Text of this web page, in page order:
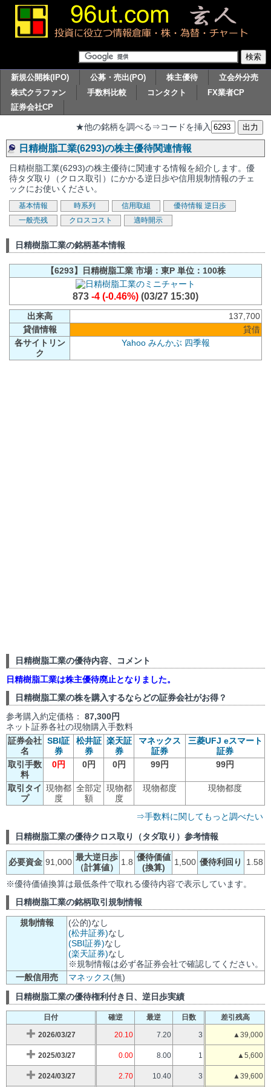
新規公開株(IPO) 公募・売出(PO) 株主優待
立会外分売
株式クラファン
手数料比較 コンタクト
FX業者CP
証券会社CP
★他の銘柄を調べる⇒コードを挿入
日精樹脂工業(6293)の株主優待関連情報
日精樹脂工業(6293)の株主優待に関連する情報を紹介します。優
待タダ取り（クロス取引）にかかる逆日歩や信用規制情報のチェ
ックにお使いください。
基本情報 時系列 信用取組 優待情報 逆日歩
一般売残
クロスコスト 適時開示
日精樹脂工業の銘柄基本情報
【6293】日精樹脂工業 市場：東P 単位：100株
873 -4 (-0.46%) (03/27 15:30)
出来高
137,700
貸借情報
貸借
各サイトリン
ク
Yahoo みんかぶ 四季報
日精樹脂工業の優待内容、コメント
日精樹脂工業は株主優待廃止となりました。
日精樹脂工業の株を購入するならどの証券会社がお得？
参考購入約定価格： 87,300円
ネット証券各社の現物購入手数料
証券会社
名
SBI証
券
松井証
券
楽天証
券
マネックス
証券
三菱UFJ eスマート
証券
取引手数
料
0円 0円 0円 99円 99円
取引タイ
プ
現物都
度
全部定
額
現物都
度
現物都度 現物都度
⇒手数料に関してもっと調べたい
日精樹脂工業の優待クロス取り（タダ取り）参考情報
必要資金 91,000 最大逆日歩
（計算値）
1.8 優待価値
(換算)
1,500 優待利回り 1.58
※優待価値換算は最低条件で取れる優待内容で表示しています。
日精樹脂工業の銘柄取引規制情報
規制情報
(公的)なし
(松井証券)なし
(SBI証券)なし
(楽天証券)なし
※規制情報は必ず各証券会社で確認してください。
一般信用売
マネックス(無)
日精樹脂工業の優待権利付き日、逆日歩実績
日付 確逆 最逆 日数 差引残高
2026/03/27 20.10 7.20 3 ▲39,000
2025/03/27 0.00 8.00 1 ▲5,600
2024/03/27 2.70 10.40 3 ▲39,600